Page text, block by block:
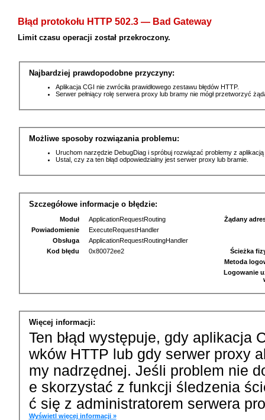
Błąd protokołu HTTP 502.3 — Bad Gateway
Limit czasu operacji został przekroczony.
Najbardziej prawdopodobne przyczyny:
Aplikacja CGI nie zwróciła prawidłowego zestawu błędów HTTP.
Serwer pełniący rolę serwera proxy lub bramy nie mógł przetworzyć
Możliwe sposoby rozwiązania problemu:
Uruchom narzędzie DebugDiag i spróbuj rozwiązać problemy z
Ustal, czy za ten błąd odpowiedzialny jest serwer proxy lub bramie.
Szczegółowe informacje o błędzie:
Moduł
ApplicationRequestRouting
Powiadomienie
ExecuteRequestHandler
Obsługa
ApplicationRequestRoutingHandler
Kod błędu
0x80072ee2
Żądany
Ścieżka
Metoda
Logowanie
Więcej informacji:
Ten błąd występuje, gdy aplikacja
wków HTTP lub gdy serwer proxy
my nadrzędnej. Jeśli problem nie
e skorzystać z funkcji śledzenia
ć się z administratorem serwera
Wyświetl więcej informacji »